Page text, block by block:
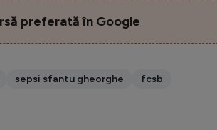
preferată în Google
sepsi sfantu gheorghe
fcsb